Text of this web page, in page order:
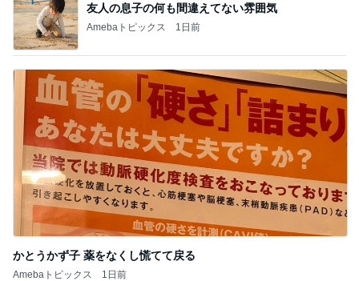
友人の息子の何も間違えてない雰囲気
Amebaトピックス 1日前
かとうかず子 薬をなくし慌てて戻る
Amebaトピックス 1日前